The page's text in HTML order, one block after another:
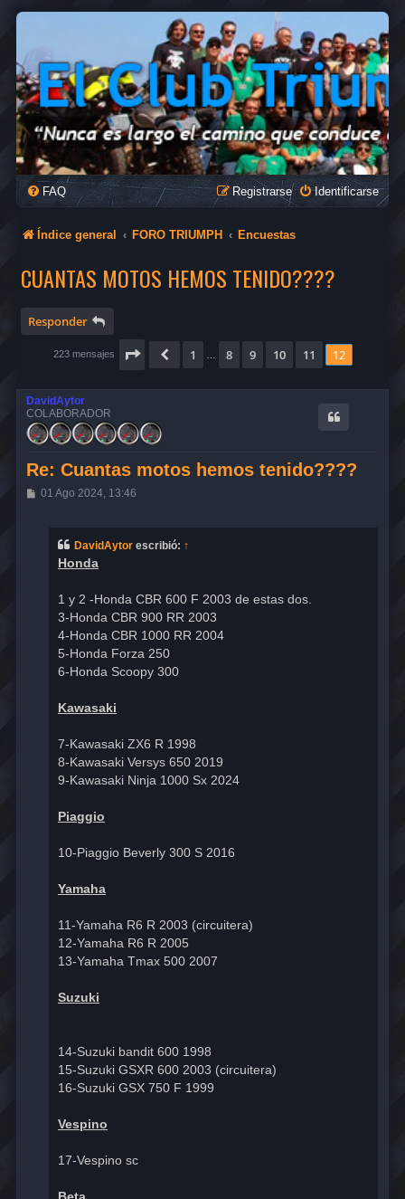
FAQ Identificarse
Registrarse
Índice general FORO TRIUMPH Encuestas
CUANTAS MOTOS HEMOS TENIDO????
Responder
223 mensajes Página 12 de 12
Anterior
1 8 9 10 11 12
DavidAytor
COLABORADOR
Re: Cuantas motos hemos tenido????
M
01 Ago 2024, 13:46
DavidAytor escribió: ↑
Honda
1 y 2 -Honda CBR 600 F 2003 de estas dos.
3-Honda CBR 900 RR 2003
4-Honda CBR 1000 RR 2004
5-Honda Forza 250
6-Honda Scoopy 300
Kawasaki
7-Kawasaki ZX6 R 1998
8-Kawasaki Versys 650 2019
9-Kawasaki Ninja 1000 Sx 2024
Piaggio
10-Piaggio Beverly 300 S 2016
Yamaha
11-Yamaha R6 R 2003 (circuitera)
12-Yamaha R6 R 2005
13-Yamaha Tmax 500 2007
Suzuki
14-Suzuki bandit 600 1998
15-Suzuki GSXR 600 2003 (circuitera)
16-Suzuki GSX 750 F 1999
Vespino
17-Vespino sc